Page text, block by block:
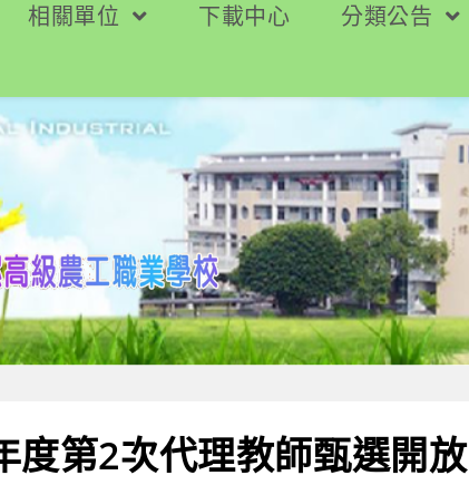
相關單位 下載中心 分類公告
度第2次代理教師甄選開放